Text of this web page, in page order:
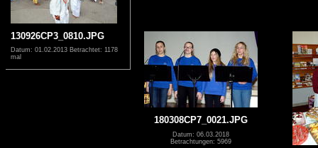
130926CP3_0810.JPG
Datum: 01.02.2013 Betrachtet: 1178
mal
180308CP7_0021.JPG
Datum: 06.03.2018
Betrachtungen: 5969